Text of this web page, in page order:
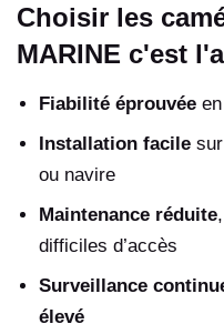
Choisir les
MARINE c'est
Fiabilité éprouvée
Installation facile
ou navire
Maintenance réduite
difficiles d’accès
Surveillance
élevé